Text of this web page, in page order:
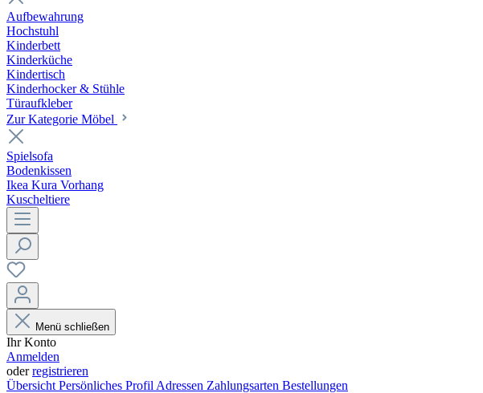
Aufbewahrung
Hochstuhl
Kinderbett
Kinderküche
Kindertisch
Kinderhocker & Stühle
Türaufkleber
Zur Kategorie Möbel
Spielsofa
Bodenkissen
Ikea Kura Vorhang
Kuscheltiere
Menü schließen
Ihr Konto
Anmelden
oderregistrieren
Übersicht Persönliches Profil Adressen Zahlungsarten Bestellungen